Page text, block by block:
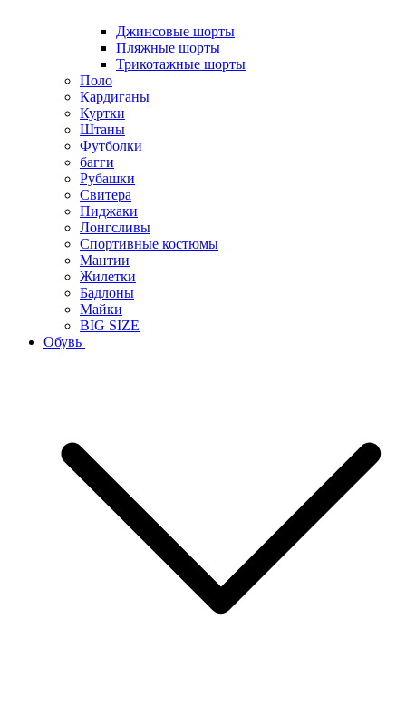
Джинсовые шорты
Пляжные шорты
Трикотажные шорты
Поло
Кардиганы
Куртки
Штаны
Футболки
багги
Рубашки
Свитера
Пиджаки
Лонгсливы
Спортивные костюмы
Мантии
Жилетки
Бадлоны
Майки
BIG SIZE
Обувь